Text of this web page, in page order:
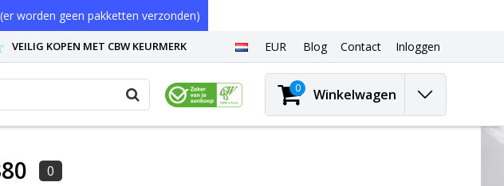
(er worden geen pakketten verzonden)
VEILIG KOPEN MET CBW KEURMERK EUR Blog Contact Inloggen
0 Winkelwagen
0